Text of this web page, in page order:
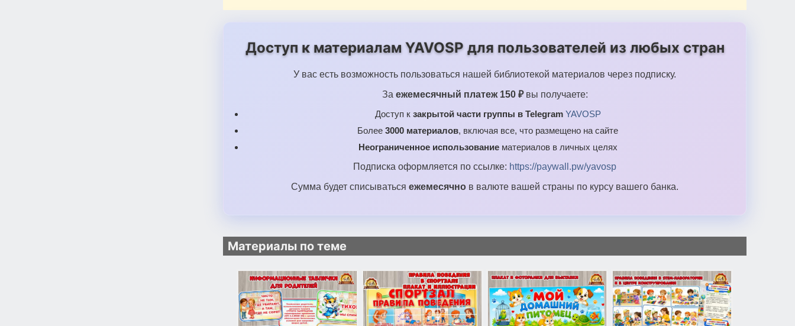
Доступ к материалам YAVOSP для пользователей из любых стран
У вас есть возможность пользоваться нашей библиотекой материалов через подписку.
За ежемесячный платеж 150 ₽вы получаете:
Доступ к закрытой части группы в Telegram YAVOSP
Более 3000 материалов, включая все, что размещено на сайте
Неограниченное использованиематериалов в личных целях
Подписка оформляется по ссылке: https://paywall.pw/yavosp
Сумма будет списываться ежемесячно в валюте вашей страны по курсу вашего банка.
Материалы по теме